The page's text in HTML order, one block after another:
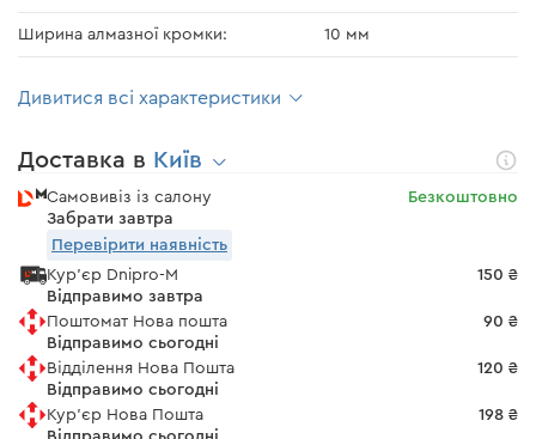
Ширина алмазної кромки: 10 мм
Дивитися всі характеристики
Доставка в Київ
Самовивіз із салону
Забрати завтра
Безкоштовно
Перевірити наявність
Кур'єр Dnipro-M
Відправимо завтра
150 ₴
Поштомат Нова пошта
Відправимо сьогодні
90 ₴
Відділення Нова Пошта
Відправимо сьогодні
120 ₴
Кур'єр Нова Пошта
198 ₴